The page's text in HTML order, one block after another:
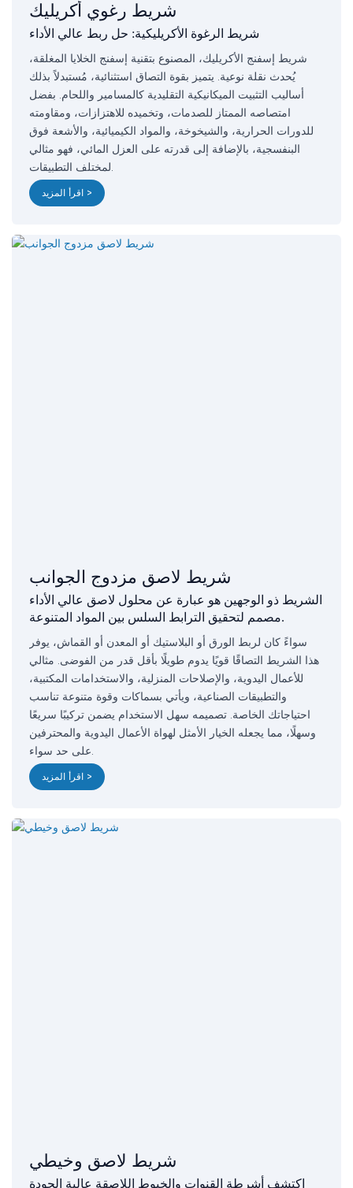
شريط رغوي أكريليك
شريط الرغوة الأكريليكية: حل ربط عالي الأداء
شريط إسفنج الأكريليك، المصنوع بتقنية إسفنج الخلايا المغلقة،
يُحدث نقلة نوعية. يتميز بقوة التصاق استثنائية، مُستبدلاً بذلك
أساليب التثبيت الميكانيكية التقليدية كالمسامير واللحام. بفضل
امتصاصه الممتاز للصدمات، وتخميده للاهتزازات، ومقاومته
للدورات الحرارية، والشيخوخة، والمواد الكيميائية، والأشعة فوق
البنفسجية، بالإضافة إلى قدرته على العزل المائي، فهو مثالي
لمختلف التطبيقات.
اقرأ المزيد >
شريط لاصق مزدوج الجوانب
الشريط ذو الوجهين هو عبارة عن محلول لاصق عالي الأداء
مصمم لتحقيق الترابط السلس بين المواد المتنوعة.
سواءً كان لربط الورق أو البلاستيك أو المعدن أو القماش، يوفر
هذا الشريط التصاقًا قويًا يدوم طويلًا بأقل قدر من الفوضى. مثالي
للأعمال اليدوية، والإصلاحات المنزلية، والاستخدامات المكتبية،
والتطبيقات الصناعية، ويأتي بسماكات وقوة متنوعة تناسب
احتياجاتك الخاصة. تصميمه سهل الاستخدام يضمن تركيبًا سريعًا
وسهلًا، مما يجعله الخيار الأمثل لهواة الأعمال اليدوية والمحترفين
على حد سواء.
اقرأ المزيد >
شريط لاصق وخيطي
اكتشف أشرطة القنوات والخيوط اللاصقة عالية الجودة